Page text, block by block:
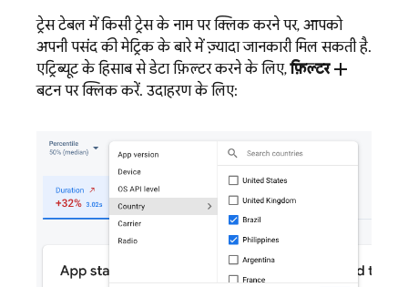
ट्रेस टेबल में किसी ट्रेस के नाम पर क्लिक करने पर, आपको
अपनी पसंद की मेट्रिक के बारे में ज़्यादा जानकारी मिल सकती है.
एट्रिब्यूट के हिसाब से डेटा फ़िल्टर करने के लिए,फ़िल्टरadd
बटन पर क्लिक करें. उदाहरण के लिए: